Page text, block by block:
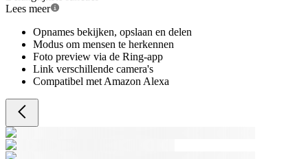
Lees meer
Opnames bekijken, opslaan en delen
Modus om mensen te herkennen
Foto preview via de Ring-app
Link verschillende camera's
Compatibel met Amazon Alexa